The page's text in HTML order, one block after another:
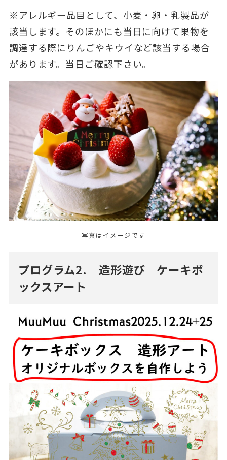
※アレルギー品目として、小麦・卵・乳製品が
該当します。そのほかにも当日に向けて果物を
調達する際にりんごやキウイなど該当する場合
があります。当日ご確認下さい。
写真はイメージです
プログラム2. 造形遊び ケーキボ
ックスアート